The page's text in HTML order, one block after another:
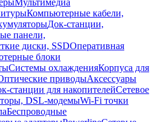
Мультимедиа
Компьютерные кабели,
Док-станции,
панели,
диски, SSDОперативная
блоки
Системы охлажденияКорпуса для
приводыАксессуары
станции для накопителейСетевое
DSL-модемыWi-Fi точки
Беспроводные